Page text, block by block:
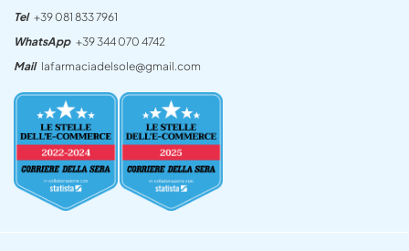
Tel +39 081 833 7961
WhatsApp +39 344 070 4742
Mail lafarmaciadelsole@gmail.com